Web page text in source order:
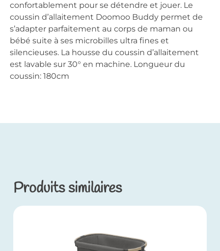
confortablement pour se détendre et jouer. Le
coussin d’allaitement Doomoo Buddy permet de
s’adapter parfaitement au corps de maman ou
bébé suite à ses microbilles ultra fines et
silencieuses. La housse du coussin d’allaitement
est lavable sur 30° en machine. Longueur du
coussin: 180cm
Produits similaires